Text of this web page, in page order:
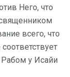
Него, что
всего, что
у Исайи